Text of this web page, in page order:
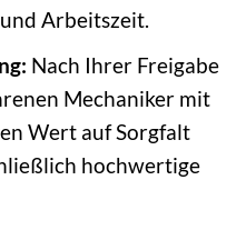
Arbeitszeit.
Nach Ihrer Freigabe
Mechaniker mit
Wert auf Sorgfalt
hochwertige